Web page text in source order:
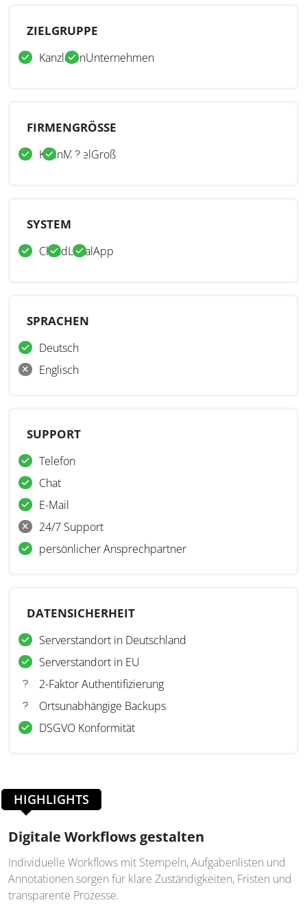
ZIELGRUPPE
KanzleienUnternehmen
FIRMENGRÖSSE
KleinMittelGroß
SYSTEM
CloudLokalApp
SPRACHEN
Deutsch
Englisch
SUPPORT
Telefon
Chat
E-Mail
24/7 Support
persönlicher Ansprechpartner
DATENSICHERHEIT
Serverstandort in Deutschland
Serverstandort in EU
2-Faktor Authentifizierung
Ortsunabhängige Backups
DSGVO Konformität
HIGHLIGHTS
Digitale Workflows gestalten
Individuelle Workflows mit Stempeln, Aufgabenlisten und
Annotationen sorgen für klare Zuständigkeiten, Fristen und
transparente Prozesse.